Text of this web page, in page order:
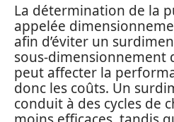
La détermination de la
appelée
afin d’éviter un
sous-dimensionnement
peut affecter la
donc les coûts. Un
conduit à des cycles de